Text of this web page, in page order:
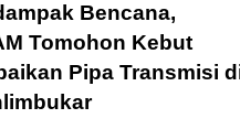
Bencana,
Tomohon Kebut
Pipa Transmisi